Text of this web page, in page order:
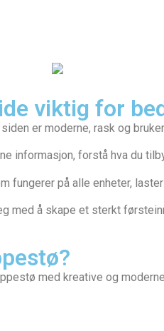
viktig for
er moderne, rask og
informasjon, forstå hva du
fungerer på alle enheter,
med å skape et sterkt
med kreative og